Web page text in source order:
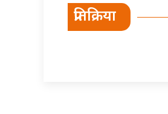
प्रतिक्रिया